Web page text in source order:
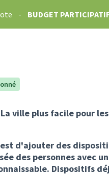
- BUDGET
La ville plus facile pour
d'ajouter des
des personnes avec
Dispositifs